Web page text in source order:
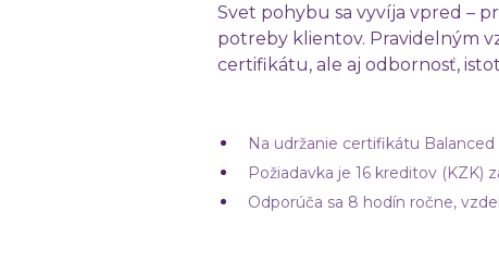
Svet pohybu sa vyvíja vpred –
potreby klientov. Pravidelným
certifikátu, ale aj odbornosť,
Na udržanie certifikátu
Požiadavka je 16 kreditov (KZK)
Odporúča sa 8 hodín ročne,